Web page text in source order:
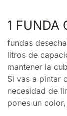
1 FUNDA
fundas
litros de
mantener la
Si vas a pintar
necesidad de
pones un